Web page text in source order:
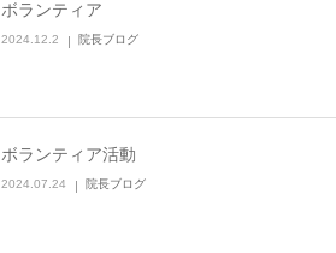
ボランティア
2024.12.2 院長ブログ
ボランティア活動
2024.07.24 院長ブログ